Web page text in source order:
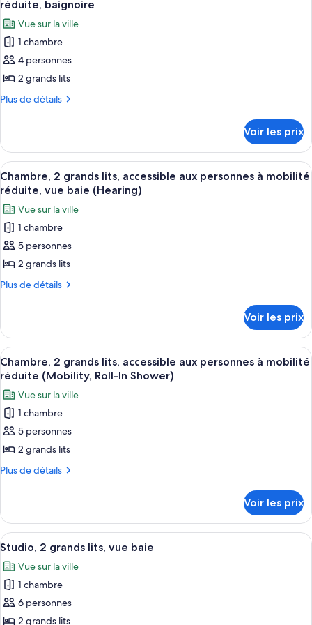
Shower)
accessible
aux
personnes
à
mobilité
réduite
(Mobility,
Shower)
2
grands
lits,
accessible
aux
à
Roll-
In
Shower)
les
photos
pour
ce
type
de
2
grands
lits,
accessible
aux
personnes
à
mobilité
réduite,
baignoire
réduite, baignoire
Vue sur la ville
1 chambre
4 personnes
2 grands lits
Plus de détails
Plus
le
type
de
chambre
Chambre,
2
grands
lits,
accessible
aux
à
Voir les prix
Afficher
toutes
les
photos
pour
ce
type
de
2
grands
lits,
accessible
aux
personnes
à
mobilité
réduite,
vue
Une chambre d’hôtel avec deux lits,
3
Chambre, 2 grands lits, accessible aux personnes à mobilité
réduite, vue baie (Hearing)
Vue sur la ville
1 chambre
5 personnes
2 grands lits
Plus de détails
Plus
le
type
de
chambre
2
grands
lits,
accessible
aux
à
baie
(Hearing)
Voir les prix
Afficher
toutes
les
photos
pour
ce
type
de
2
grands
lits,
accessible
aux
personnes
à
Une chambre d’hôtel avec deux lits,
3
Chambre, 2 grands lits, accessible aux personnes à mobilité
réduite (Mobility, Roll-In Shower)
Vue sur la ville
1 chambre
5 personnes
2 grands lits
Plus de détails
Plus
le
type
de
Chambre,
2
grands
lits,
accessible
Voir les prix
Afficher
toutes
les
photos
pour
ce
Une chambre d’hôtel avec un grand
9
Studio, 2 grands lits, vue baie
Vue sur la ville
1 chambre
6 personnes
2 grands lits